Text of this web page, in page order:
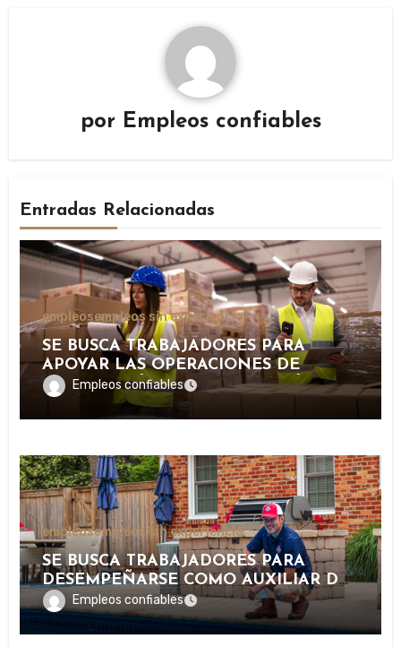
por Empleos confiables
Entradas Relacionadas
empleosempleos sin experiencia
SE BUSCA TRABAJADORES PARA
APOYAR LAS OPERACIONES DE
DISTRIBUCIÓN Y ORGANIZACIÓN DE
PAQUETERÍA EN IMPORTANTE
EMPRESA LOGÍSTICA
Empleos confiables
empleosempleos sin experiencia
SE BUSCA TRABAJADORES PARA
DESEMPEÑARSE COMO AUXILIAR DE
PISCINA EN INSTALACIONES
RECREATIVAS, DEPORTIVAS Y
TURÍSTICAS.
Empleos confiables